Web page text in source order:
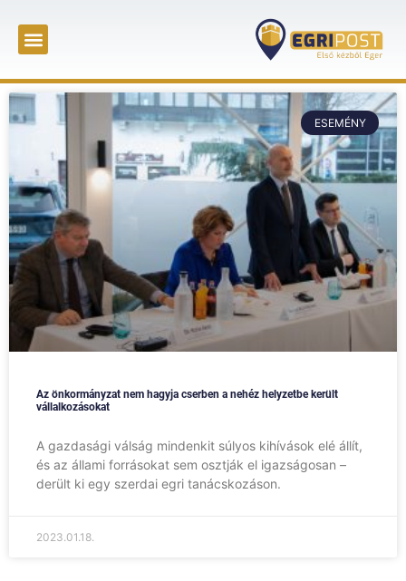
ESEMÉNY
Az önkormányzat nem hagyja cserben a nehéz helyzetbe került
vállalkozásokat
A gazdasági válság mindenkit súlyos kihívások elé állít,
és az állami forrásokat sem osztják el igazságosan –
derült ki egy szerdai egri tanácskozáson.
2023.01.18.